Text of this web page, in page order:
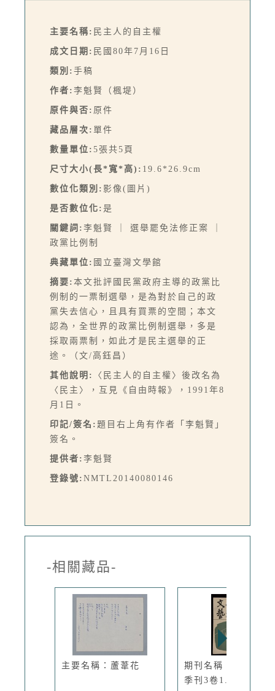
主要名稱: 民主人的自主權
成文日期: 民國80年7月16日
類別: 手稿
作者: 李魁賢（楓堤）
原件與否: 原件
藏品層次: 單件
數量單位: 5張共5頁
尺寸大小(長*寬*高): 19.6*26.9cm
數位化類別: 影像(圖片)
是否數位化: 是
關鍵詞: 李魁賢 ｜ 選舉罷免法修正案 ｜
政黨比例制
典藏單位: 國立臺灣文學館
摘要: 本文批評國民黨政府主導的政黨比
例制的一票制選舉，是為對於自己的政
黨失去信心，且具有買票的空間；本文
認為，全世界的政黨比例制選舉，多是
採取兩票制，如此才是民主選舉的正
途。（文/高鈺昌）
其他說明:
〈民主人的自主權〉後改名為
〈民主〉，互見《自由時報》，1991年8
月1日。
印記/簽名: 題目右上角有作者「李魁賢」
簽名。
提供者: 李魁賢
登錄號: NMTL20140080146
-相關藏品-
主要名稱：蘆葦花
期刊名稱：臺灣文藝
季刊3卷1...